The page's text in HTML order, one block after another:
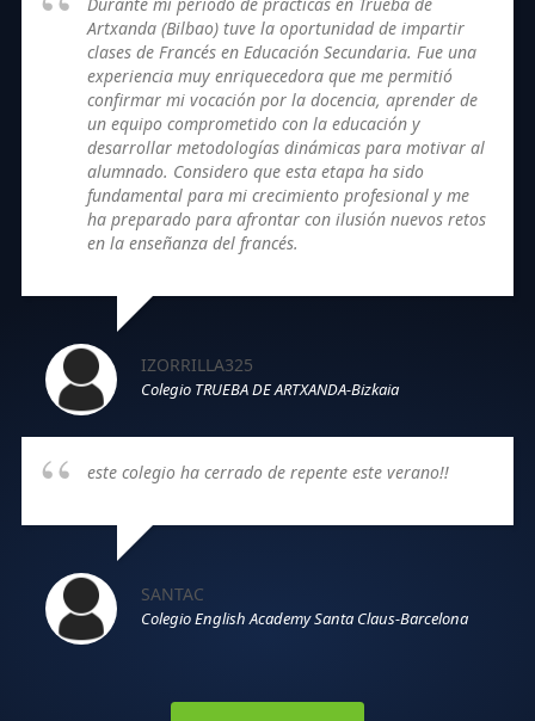
Durante mi período de prácticas en Trueba de
Artxanda (Bilbao) tuve la oportunidad de impartir
clases de Francés en Educación Secundaria. Fue una
experiencia muy enriquecedora que me permitió
confirmar mi vocación por la docencia, aprender de
un equipo comprometido con la educación y
desarrollar metodologías dinámicas para motivar al
alumnado. Considero que esta etapa ha sido
fundamental para mi crecimiento profesional y me
ha preparado para afrontar con ilusión nuevos retos
en la enseñanza del francés.
IZORRILLA325
Colegio TRUEBA DE ARTXANDA-Bizkaia
este colegio ha cerrado de repente este verano!!
SANTAC
Colegio English Academy Santa Claus-Barcelona